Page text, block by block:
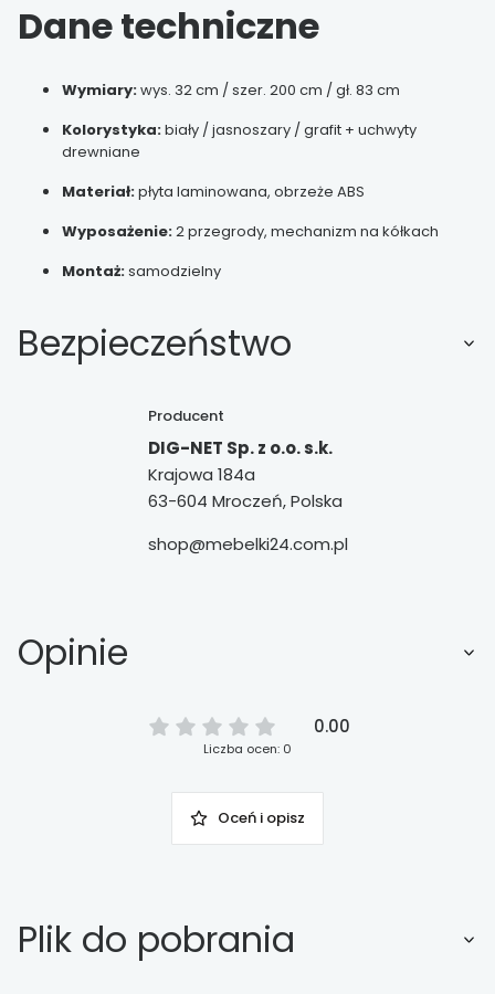
Dane techniczne
Wymiary:wys. 32 cm / szer. 200 cm / gł. 83 cm
Kolorystyka:biały / jasnoszary / grafit + uchwyty
drewniane
Materiał:płyta laminowana, obrzeże ABS
Wyposażenie:2 przegrody, mechanizm na kółkach
Montaż:samodzielny
Bezpieczeństwo
Producent
DIG-NET Sp. z o.o. s.k.
Krajowa 184a
63-604 Mroczeń, Polska
shop@mebelki24.com.pl
Opinie
0.00
Liczba ocen: 0
Oceń i opisz
Plik do pobrania